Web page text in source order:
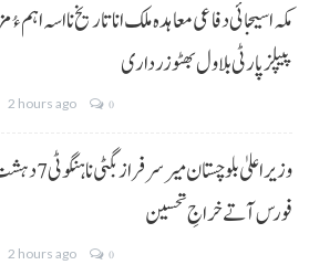
مکہ اسیجائی دفاعی معاہدہ ملک انا تاریخ نا اسہ
پیپلز پارٹی بلاول بھٹو زرداری
2 hours ago 0
وزیراعلیٰ
فورس آتے خراجِ تحسین
2 hours ago 0